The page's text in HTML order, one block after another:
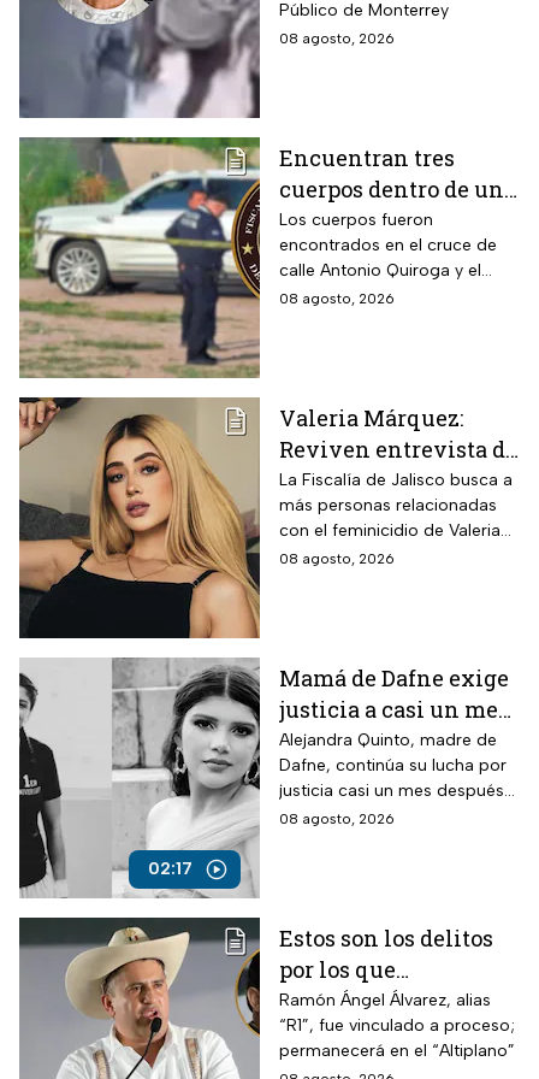
Público de Monterrey
08 agosto, 2026
Encuentran tres
cuerpos dentro de una
camioneta de lujo en
Hermosillo;
investigan posible
riña
Los cuerpos fueron
encontrados en el cruce de
calle Antonio Quiroga y el
Boulevard Camino del Serie
08 agosto, 2026
Valeria Márquez:
Reviven entrevista de
Vivian de la torre en
donde se deslindó del
feminicidio de su
amiga
La Fiscalía de Jalisco busca a
más personas relacionadas
con el feminicidio de Valeria
Márquez, mientras vuelve a
08 agosto, 2026
02:17
Mamá de Dafne exige
justicia a casi un mes
de la muerte de su hija
Alejandra Quinto, madre de
Dafne, continúa su lucha por
justicia casi un mes después
del fallecimiento de su hija.
08 agosto, 2026
Estos son los delitos
por los que
vincularon a proceso
al “R1″, presunto autor
intelectual del
Ramón Ángel Álvarez, alias
“R1”, fue vinculado a proceso;
permanecerá en el “Altiplano”